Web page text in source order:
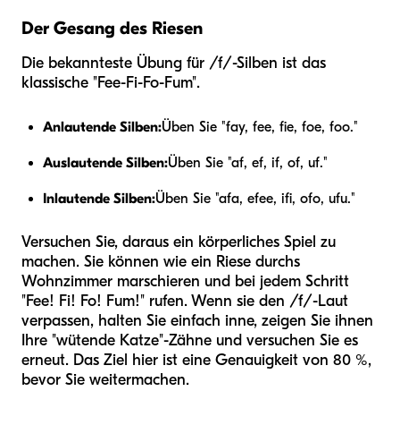
Der Gesang des Riesen
Die bekannteste Übung für /f/-Silben ist das
klassische "Fee-Fi-Fo-Fum".
Anlautende Silben:Üben Sie "fay, fee, fie, foe, foo."
Auslautende Silben:Üben Sie "af, ef, if, of, uf."
Inlautende Silben:Üben Sie "afa, efee, ifi, ofo, ufu."
Versuchen Sie, daraus ein körperliches Spiel zu
machen. Sie können wie ein Riese durchs
Wohnzimmer marschieren und bei jedem Schritt
"Fee! Fi! Fo! Fum!" rufen. Wenn sie den /f/-Laut
verpassen, halten Sie einfach inne, zeigen Sie ihnen
Ihre "wütende Katze"-Zähne und versuchen Sie es
erneut. Das Ziel hier ist eine Genauigkeit von 80 %,
bevor Sie weitermachen.